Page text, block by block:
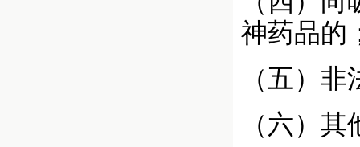
神药品的
（五）
（六）